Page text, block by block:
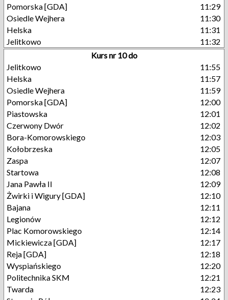
Pomorska [GDA]
11:29
Osiedle Wejhera
11:30
Helska
11:31
Jelitkowo
11:32
Kurs nr 10 do
Jelitkowo
11:55
Helska
11:57
Osiedle Wejhera
11:59
Pomorska [GDA]
12:00
Piastowska
12:01
Czerwony Dwór
12:02
Bora-Komorowskiego
12:03
Kołobrzeska
12:05
Zaspa
12:07
Startowa
12:08
Jana Pawła II
12:09
Żwirki i Wigury [GDA]
12:10
Bajana
12:11
Legionów
12:12
Plac Komorowskiego
12:14
Mickiewicza [GDA]
12:17
Reja [GDA]
12:18
Wyspiańskiego
12:20
Politechnika SKM
12:21
Twarda
12:23